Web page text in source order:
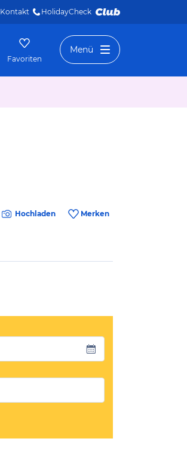
Kontakt HolidayCheck
Favoriten
Menü
Hochladen Merken